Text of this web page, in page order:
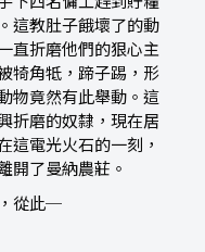
這教肚子餓壞了的動
直折磨他們的狠心主
犄角牴，蹄子踢，形
物竟然有此舉動。這
折磨的奴隸，現在居
這電光火石的一刻，
開了曼納農莊。
從此─